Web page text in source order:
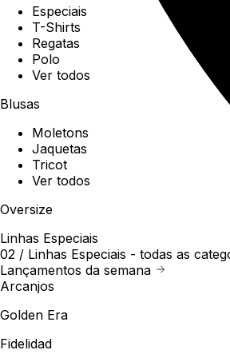
Especiais
T-Shirts
Regatas
Polo
Ver todos
Blusas
Moletons
Jaquetas
Tricot
Ver todos
Oversize
Linhas Especiais
02 / Linhas Especiais - todas as
Lançamentos da semana
Arcanjos
Golden Era
Fidelidad